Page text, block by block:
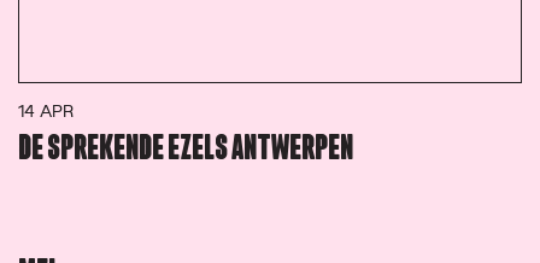
14 APR
DE SPREKENDE EZELS ANTWERPEN